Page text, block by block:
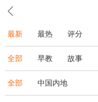
最新 最热 评分
全部 早教 故事
全部 中国内地